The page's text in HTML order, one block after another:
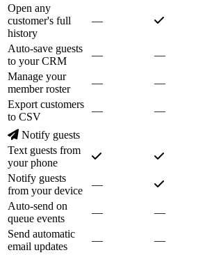
Open any
customer's full
history
—
Auto-save guests
to your CRM
—
—
Manage your
member roster
—
—
Export customers
to CSV
— —
Notify guests
Text guests from
your phone
Notify guests
from your device
—
Auto-send on
queue events
—
—
Send automatic
email updates
—
—